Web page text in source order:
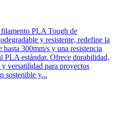
PLA Tough de
y resistente, redefine la
300mm/s y una resistencia
PLA estándar. Ofrece durabilidad,
versatilidad para proyectos
sostenible y...